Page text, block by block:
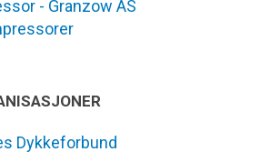
- Granzow AS
Dykkeforbund